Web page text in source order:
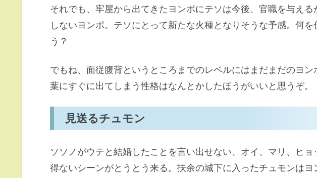
それでも、牢屋から出てきたヨンポにテソは今後、官職を与え
しないヨンポ。テソにとって新たな火種となりそうな予感。何を
う？
でもね、面従腹背というところまでのレベルにはまだまだのヨ
葉にすぐに出てしまう性格はなんとかしたほうがいいと思うぞ。
見送るチュモン
ソソノがウテと結婚したことを言い出せない、オイ、マリ、ヒ
得ないシーンがとうとう来る。扶余の城下に入ったチュモンは